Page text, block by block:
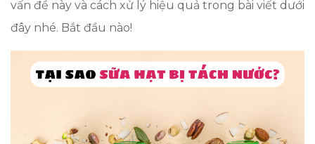
vấn đề này và cách xử lý hiệu quả trong bài viết dưới
đây nhé. Bắt đầu nào!